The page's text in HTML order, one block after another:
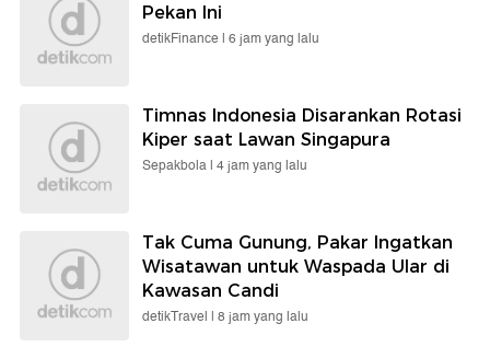
Pekan Ini
detikFinance | 6 jam yang lalu
Timnas Indonesia Disarankan Rotasi
Kiper saat Lawan Singapura
Sepakbola | 4 jam yang lalu
Tak Cuma Gunung, Pakar Ingatkan
Wisatawan untuk Waspada Ular di
Kawasan Candi
detikTravel | 8 jam yang lalu